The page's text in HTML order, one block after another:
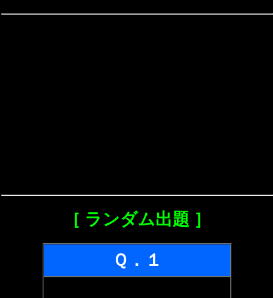
［ ランダム出題 ］
Ｑ．１